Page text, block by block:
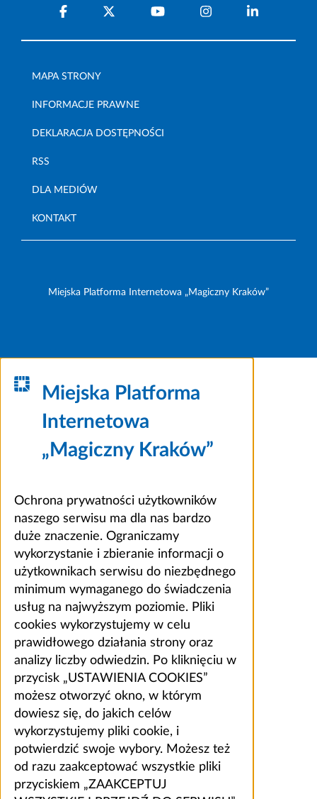
MAPA STRONY
INFORMACJE PRAWNE
DEKLARACJA DOSTĘPNOŚCI
RSS
DLA MEDIÓW
KONTAKT
Miejska Platforma Internetowa „Magiczny Kraków”
Miejska Platforma
Internetowa
„Magiczny Kraków”
Ochrona prywatności użytkowników
naszego serwisu ma dla nas bardzo
duże znaczenie. Ograniczamy
wykorzystanie i zbieranie informacji o
użytkownikach serwisu do niezbędnego
minimum wymaganego do świadczenia
usług na najwyższym poziomie. Pliki
cookies wykorzystujemy w celu
prawidłowego działania strony oraz
analizy liczby odwiedzin. Po kliknięciu w
przycisk „USTAWIENIA COOKIES”
możesz otworzyć okno, w którym
dowiesz się, do jakich celów
wykorzystujemy pliki cookie, i
potwierdzić swoje wybory. Możesz też
od razu zaakceptować wszystkie pliki
przyciskiem „ZAAKCEPTUJ